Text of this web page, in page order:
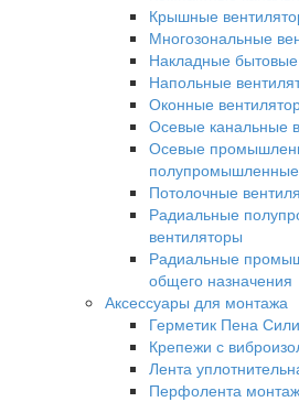
Крышные
Многозональные
Накладные
Напольные
Оконные
Осевые канальные
Осевые
Потолочные
Радиальные
вентиляторы
Радиальные
общего назначения
Аксессуары для монтажа
Герметик Пена
Крепежи с
Лента
Перфолента